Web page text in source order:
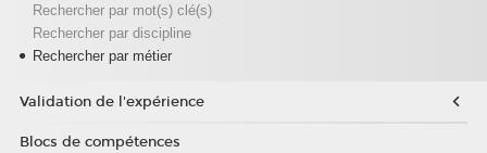
Rechercher par mot(s) clé(s)
Rechercher par discipline
Rechercher par métier
Validation de l'expérience
Blocs de compétences